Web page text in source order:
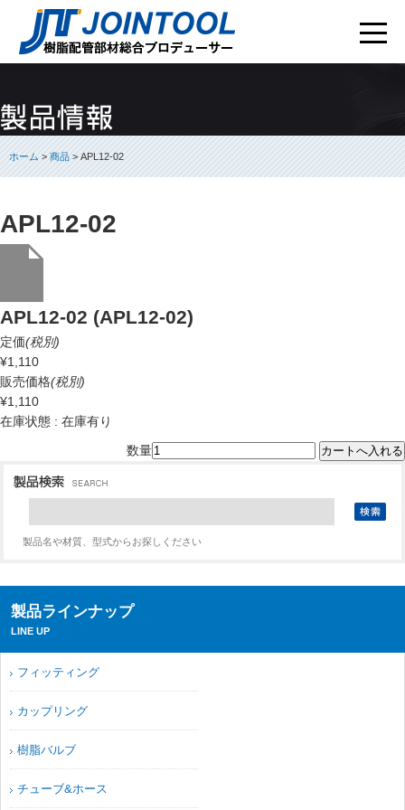
ホーム>商品> APL12-02
APL12-02
APL12-02 (APL12-02)
定価(税別)
¥1,110
販売価格(税別)
¥1,110
在庫状態 : 在庫有り
数量
製品名や材質、型式からお探しください
製品ラインナップ
LINE UP
フィッティング
カップリング
樹脂バルブ
チューブ&ホース